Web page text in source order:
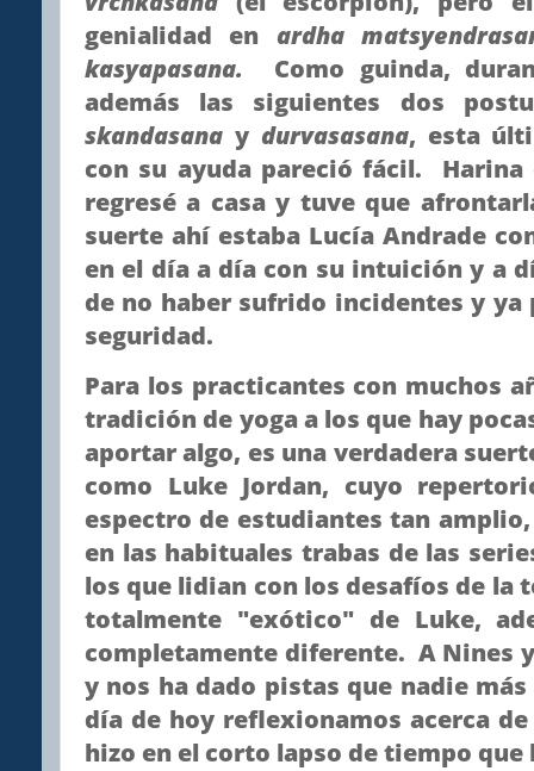
genialidad en ardha
kasyapasana. Como guinda,
además las siguientes dos
skandasana y durvasasana, esta
con su ayuda pareció fácil.
regresé a casa y tuve que
suerte ahí estaba Lucía Andrade
en el día a día con su intuición y a
de no haber sufrido incidentes y
seguridad.
Para los practicantes con muchos
tradición de yoga a los que hay
aportar algo, es una verdadera
como Luke Jordan, cuyo
espectro de estudiantes tan
en las habituales trabas de las
los que lidian con los desafíos de la
totalmente "exótico" de Luke,
completamente diferente. A Nines
y nos ha dado pistas que nadie
día de hoy reflexionamos acerca
hizo en el corto lapso de tiempo